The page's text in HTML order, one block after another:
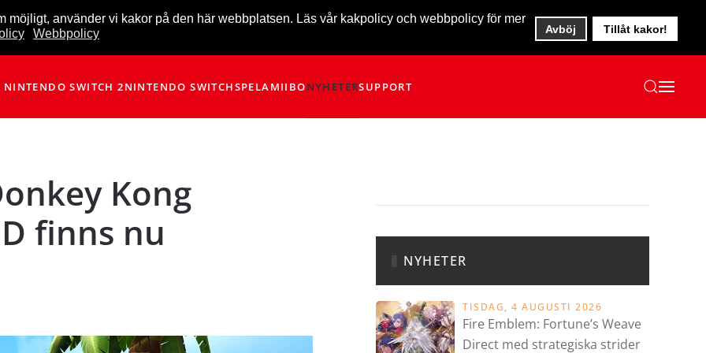
möjligt, använder vi kakor på den här webbplatsen. Läs vår kakpolicy och webbpolicy för mer
Webbpolicy Avböj Tillåt kakor!
NINTENDO SWITCH 2NINTENDO SWITCHSPELAMIIBONYHETERSUPPORT
Kong
finns nu
NYHETER
TISDAG, 4 AUGUSTI 2026
Fire Emblem: Fortune’s Weave
Direct med strategiska strider